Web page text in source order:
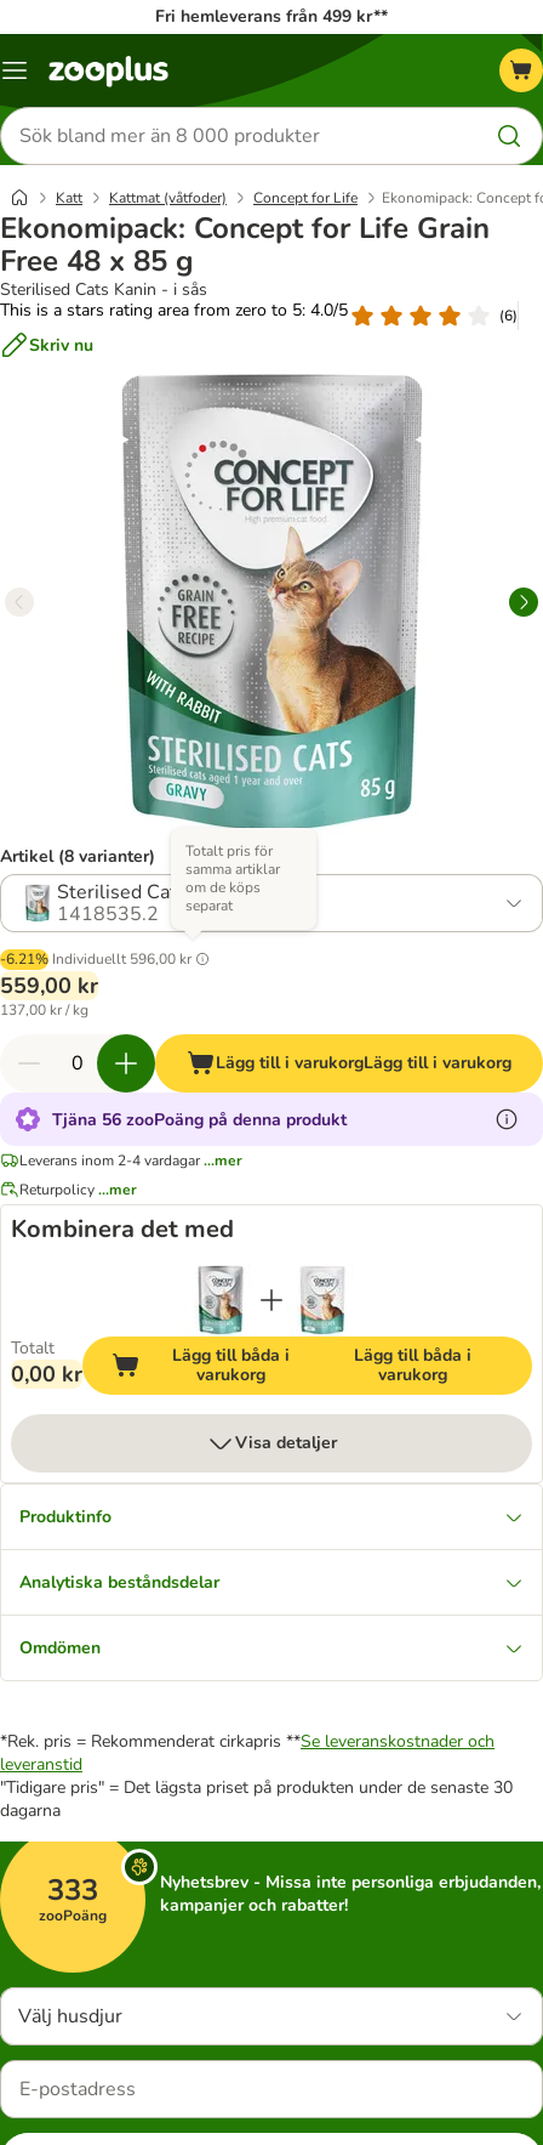
Fri hemleverans från 499 kr**
Katalogmeny
Sök
efter
produkter
Katt Kattmat (våtfoder) Concept for Life Ekonomipack: Concept
Ekonomipack: Concept for Life Grain
Free 48 x 85 g
Sterilised Cats Kanin - i sås
This is a stars rating area from zero to 5: 4.0/5
(6)
Skriv nu
Artikel (8 varianter)
Sterilised Cats Kanin - i sås
1418535.2
-6.21% Individuellt 596,00 kr
Totalt pris för
samma artiklar
om de köps
separat
559,00 kr
137,00 kr / kg
Lägg till i varukorgLägg till i varukorg
Tjäna 56 zooPoäng på denna produkt
Leverans inom 2-4 vardagar...mer
Returpolicy...mer
Kombinera det med
Totalt
0,00 kr
Lägg till båda i
varukorg
Lägg till båda i
varukorg
Visa detaljer
Produktinfo
Analytiska beståndsdelar
Omdömen
*Rek. pris = Rekommenderat cirkapris **Se leveranskostnader och
leveranstid
"Tidigare pris" = Det lägsta priset på produkten under de senaste 30
dagarna
333
zooPoäng
Nyhetsbrev - Missa inte personliga erbjudanden,
kampanjer och rabatter!
Välj husdjur